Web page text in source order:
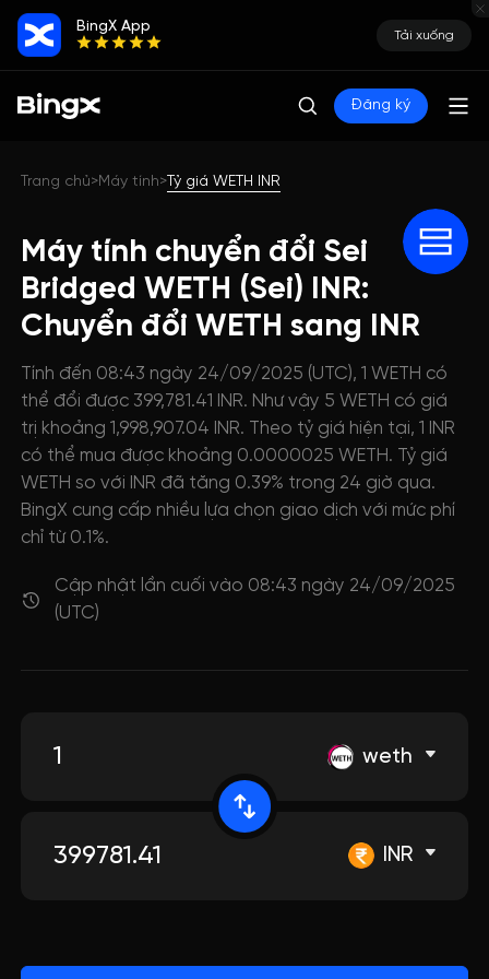
BingX App
Tải xuống
Đăng ký
Trang chủ>Máy tính>Tỷ giá WETH INR
Máy tính chuyển đổi Sei
Bridged WETH (Sei) INR:
Chuyển đổi WETH sang INR
Tính đến 08:43 ngày 24/09/2025 (UTC), 1 WETH có
thể đổi được 399,781.41 INR. Như vậy 5 WETH có giá
trị khoảng 1,998,907.04 INR. Theo tỷ giá hiện tại, 1 INR
có thể mua được khoảng 0.0000025 WETH. Tỷ giá
WETH so với INR đã tăng 0.39% trong 24 giờ qua.
BingX cung cấp nhiều lựa chọn giao dịch với mức phí
chỉ từ 0.1%.
Cập nhật lần cuối vào 08:43 ngày 24/09/2025
(UTC)
weth
INR